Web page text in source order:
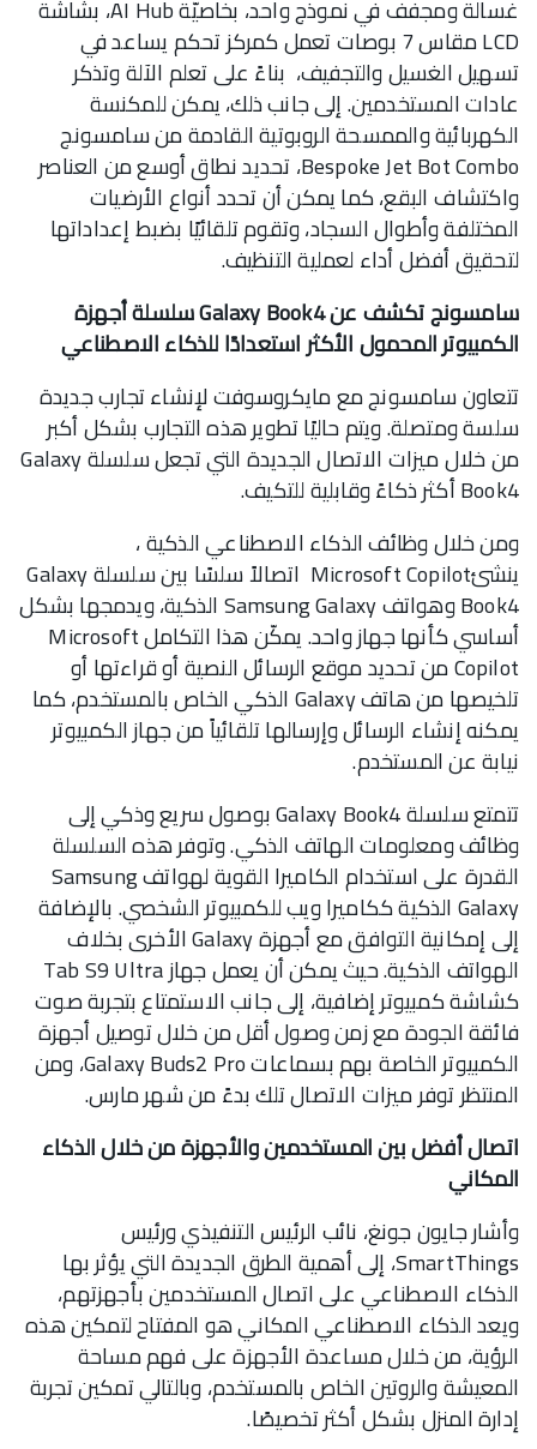
غسالة ومجفف في نموذج واحد، بخاصيّة AI Hub، بشاشة
LCD مقاس 7 بوصات تعمل كمركز تحكم يساعد في
تسهيل الغسيل والتجفيف، بناءً على تعلم الآلة وتذكر
عادات المستخدمين. إلى جانب ذلك، يمكن للمكنسة
الكهربائية والممسحة الروبوتية القادمة من سامسونج
Bespoke Jet Bot Combo، تحديد نطاق أوسع من العناصر
واكتشاف البقع، كما يمكن أن تحدد أنواع الأرضيات
المختلفة وأطوال السجاد، وتقوم تلقائيًا بضبط إعداداتها
لتحقيق أفضل أداء لعملية التنظيف.
سامسونج تكشف عن Galaxy Book4 سلسلة أجهزة
الكمبيوتر المحمول الأكثر استعدادًا للذكاء الاصطناعي
تتعاون سامسونج مع مايكروسوفت لإنشاء تجارب جديدة
سلسة ومتصلة. ويتم حاليًا تطوير هذه التجارب بشكل أكبر
من خلال ميزات الاتصال الجديدة التي تجعل سلسلة Galaxy
Book4 أكثر ذكاءً وقابلية للتكيف.
ومن خلال وظائف الذكاء الاصطناعي الذكية ،
ينشئMicrosoft Copilot اتصالاً سلسًا بين سلسلة Galaxy
Book4 وهواتف Samsung Galaxy الذكية، ويدمجها بشكل
أساسي كأنها جهاز واحد. يمكّن هذا التكامل Microsoft
Copilot من تحديد موقع الرسائل النصية أو قراءتها أو
تلخيصها من هاتف Galaxy الذكي الخاص بالمستخدم، كما
يمكنه إنشاء الرسائل وإرسالها تلقائياً من جهاز الكمبيوتر
نيابة عن المستخدم.
تتمتع سلسلة Galaxy Book4 بوصول سريع وذكي إلى
وظائف ومعلومات الهاتف الذكي. وتوفر هذه السلسلة
القدرة على استخدام الكاميرا القوية لهواتف Samsung
Galaxy الذكية ككاميرا ويب للكمبيوتر الشخصي. بالإضافة
إلى إمكانية التوافق مع أجهزة Galaxy الأخرى بخلاف
الهواتف الذكية. حيث يمكن أن يعمل جهاز Tab S9 Ultra
كشاشة كمبيوتر إضافية، إلى جانب الاستمتاع بتجربة صوت
فائقة الجودة مع زمن وصول أقل من خلال توصيل أجهزة
الكمبيوتر الخاصة بهم بسماعات Galaxy Buds2 Pro، ومن
المنتظر توفر ميزات الاتصال تلك بدءً من شهر مارس.
اتصال أفضل بين المستخدمين والأجهزة من خلال الذكاء
المكاني
وأشار جايون جونغ، نائب الرئيس التنفيذي ورئيس
SmartThings، إلى أهمية الطرق الجديدة التي يؤثر بها
الذكاء الاصطناعي على اتصال المستخدمين بأجهزتهم،
ويعد الذكاء الاصطناعي المكاني هو المفتاح لتمكين هذه
الرؤية، من خلال مساعدة الأجهزة على فهم مساحة
المعيشة والروتين الخاص بالمستخدم، وبالتالي تمكين تجربة
إدارة المنزل بشكل أكثر تخصيصًا.